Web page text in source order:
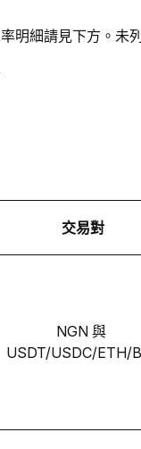
明細請見下方。未
交易對
NGN 與
USDT/USDC/ETH/